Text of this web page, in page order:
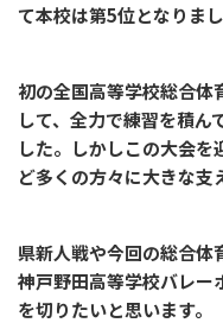
て本校は第5位となりまし
初の全国高等学校総合体
して、全力で練習を積ん
した。しかしこの大会
ど多くの方々に大きな支
県新人戦や今回の総合体
神戸野田高等学校バレー
を切りたいと思います。